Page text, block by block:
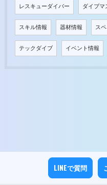
レスキューダイバー ダイブマ
スキル情報 器材情報 ス
テックダイブ イベント情報
LINEで質問